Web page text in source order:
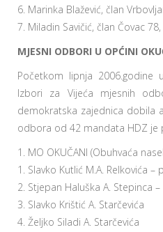
6. Marinka Blažević, član
7. Miladin Savičić, član Čovac
MJESNI ODBORI U OPĆINI
Početkom lipnja 2006.godine
Izbori za Vijeća mjesnih
demokratska zajednica dobila
odbora od 42 mandata HDZ je
1. MO OKUČANI (Obuhvaća
1. Slavko Kutlić M.A. Relkovića –
2. Stjepan Haluška A. Stepinca
3. Slavko Krištić A. Starčevića
4. Željko Siladi A. Starčevića